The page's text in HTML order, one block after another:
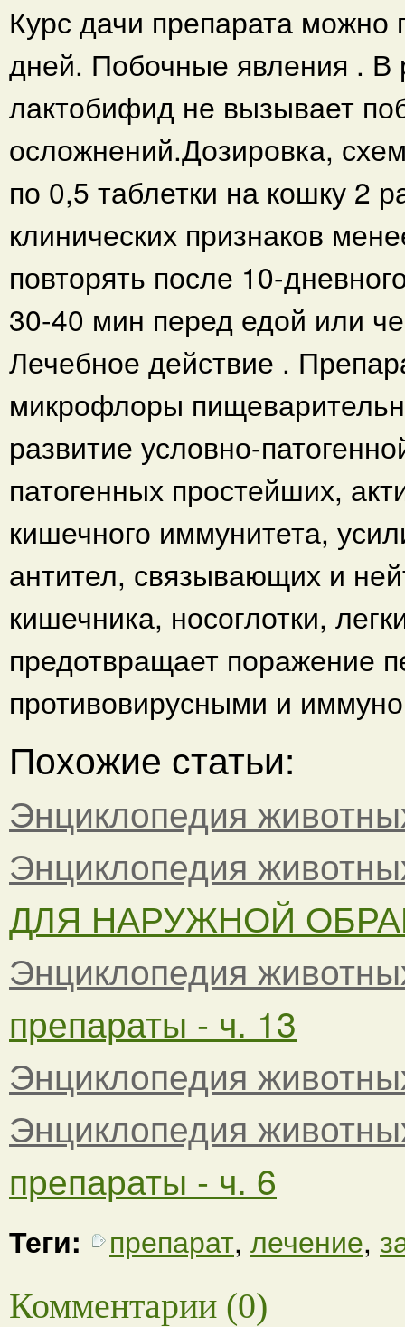
Курс дачи препарата можно
дней. Побочные явления . В
лактобифид не вызывает
осложнений.Дозировка,
по 0,5 таблетки на кошку 2
клинических признаков
повторять после 10-
30-40 мин перед едой или
Лечебное действие .
микрофлоры
развитие условно-
патогенных простейших,
кишечного иммунитета,
антител, связывающих и
кишечника, носоглотки,
предотвращает поражение
противовирусными и
Похожие статьи:
Энциклопедия
Энциклопедия
ДЛЯ НАРУЖНОЙ
Энциклопедия
препараты - ч. 13
Энциклопедия
Энциклопедия
препараты - ч. 6
Теги: препарат, лечение,
Комментарии (0)